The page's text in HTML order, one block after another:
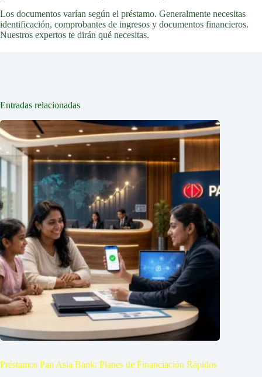
Los documentos varían según el préstamo. Generalmente necesitas
identificación, comprobantes de ingresos y documentos financieros.
Nuestros expertos te dirán qué necesitas.
Entradas relacionadas
Préstamos Pan Asia Bank: Planes de Financiación Rápidos